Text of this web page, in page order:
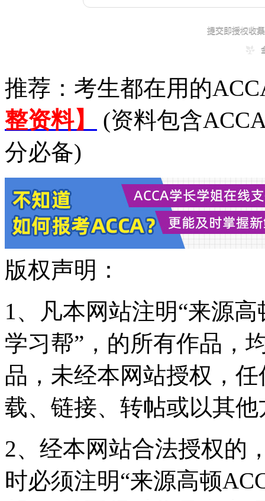
推荐：考生都在用的
整资料】
(资料包含
分必备)
版权声明：
1、凡本网站注明“来源
学习帮”，的所有作品，
品，未经本网站授权，
载、链接、转帖或以其
2、经本网站合法授权的
时必须注明“来源高顿